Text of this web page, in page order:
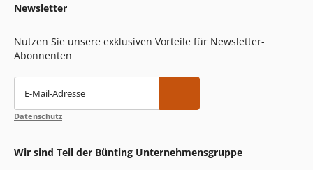
Newsletter
Nutzen Sie unsere exklusiven Vorteile für Newsletter-
Abonnenten
E-Mail-Adresse
Datenschutz
Wir sind Teil der Bünting Unternehmensgruppe